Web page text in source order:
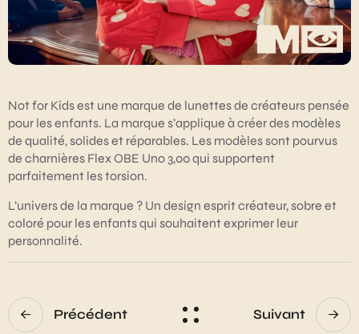
Not for Kids est une marque de lunettes de créateurs pensée
pour les enfants. La marque s’applique à créer des modèles
de qualité, solides et réparables. Les modèles sont pourvus
de charnières Flex OBE Uno 3,00 qui supportent
parfaitement les torsion.
L’univers de la marque ? Un design esprit créateur, sobre et
coloré pour les enfants qui souhaitent exprimer leur
personnalité.
Précédent Suivant